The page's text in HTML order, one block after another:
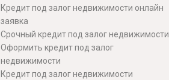
Кредит под залог недвижимости онлайн
заявка
Срочный кредит под залог недвижимости
Оформить кредит под залог
недвижимости
Кредит под залог недвижимости